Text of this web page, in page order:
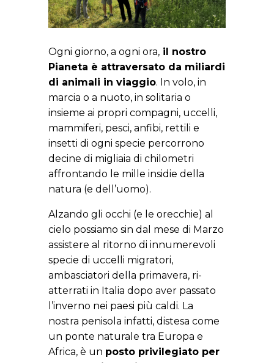
Ogni giorno, a ogni ora, il nostro
Pianeta è attraversato da miliardi
di animali in viaggio. In volo, in
marcia o a nuoto, in solitaria o
insieme ai propri compagni, uccelli,
mammiferi, pesci, anfibi, rettili e
insetti di ogni specie percorrono
decine di migliaia di chilometri
affrontando le mille insidie della
natura (e dell’uomo).
Alzando gli occhi (e le orecchie) al
cielo possiamo sin dal mese di Marzo
assistere al ritorno di innumerevoli
specie di uccelli migratori,
ambasciatori della primavera, ri-
atterrati in Italia dopo aver passato
l’inverno nei paesi più caldi. La
nostra penisola infatti, distesa come
un ponte naturale tra Europa e
Africa, è un posto privilegiato per